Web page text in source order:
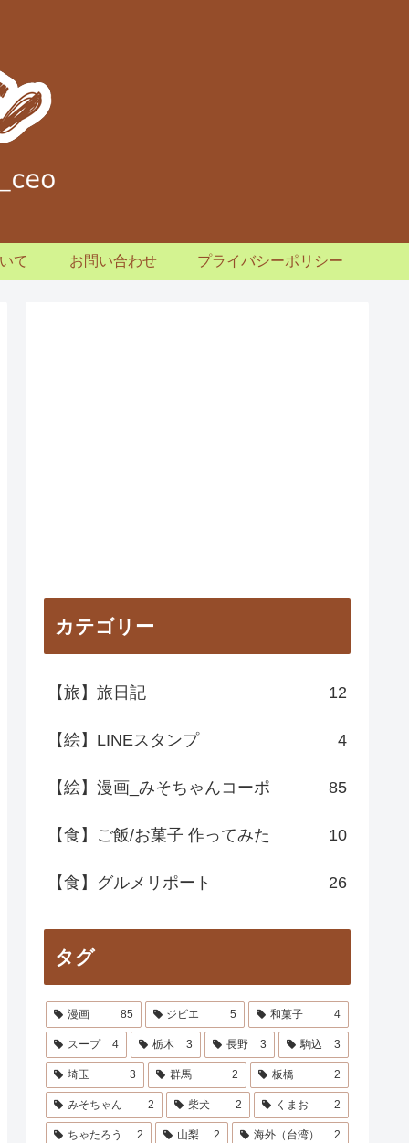
て お問い合わせ プライバシーポリシー
カテゴリー
【旅】旅日記 12
【絵】LINEスタンプ 4
【絵】漫画_みそちゃんコーポ 85
【食】ご飯/お菓子 作ってみた 10
【食】グルメリポート 26
タグ
漫画 85 ジビエ 5 和菓子 4
スープ 4 栃木 3 長野 3 駒込 3
埼玉 3 群馬 2 板橋 2
みそちゃん 2 柴犬 2 くまお 2
ちゃたろう 2 山梨 2 海外（台湾） 2